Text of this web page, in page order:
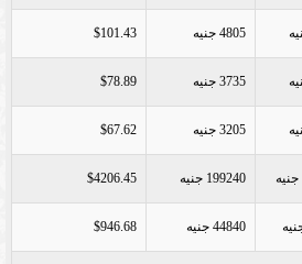
4805 جنيه $101.43
3735 جنيه $78.89
3205 جنيه $67.62
199240 جنيه $4206.45
44840 جنيه $946.68